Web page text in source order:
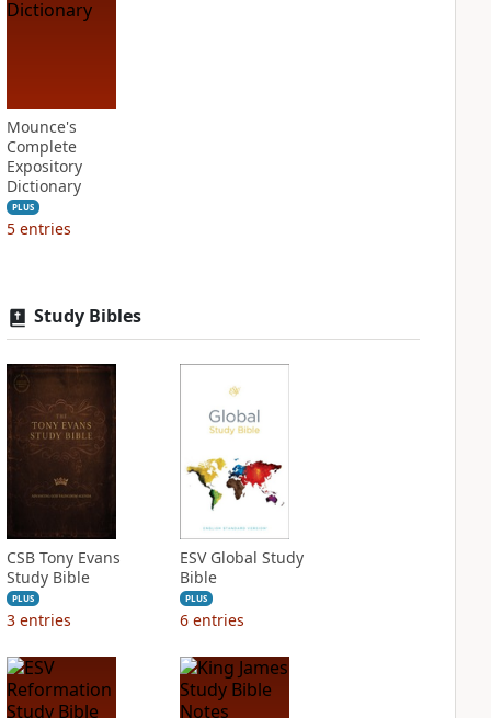
Mounce's
Complete
Expository
Dictionary
PLUS
5 entries
Study Bibles
CSB Tony Evans
Study Bible
PLUS
3 entries
ESV Global Study
Bible
PLUS
6 entries